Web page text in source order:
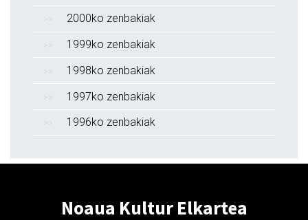
2000ko zenbakiak
1999ko zenbakiak
1998ko zenbakiak
1997ko zenbakiak
1996ko zenbakiak
Noaua Kultur Elkartea